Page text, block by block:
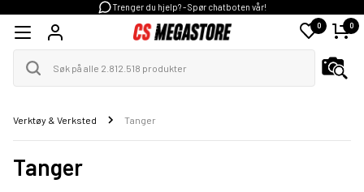
Trenger du hjelp? - Spør chatboten vår!
0 0
Verktøy & Verksted Tanger
Tanger